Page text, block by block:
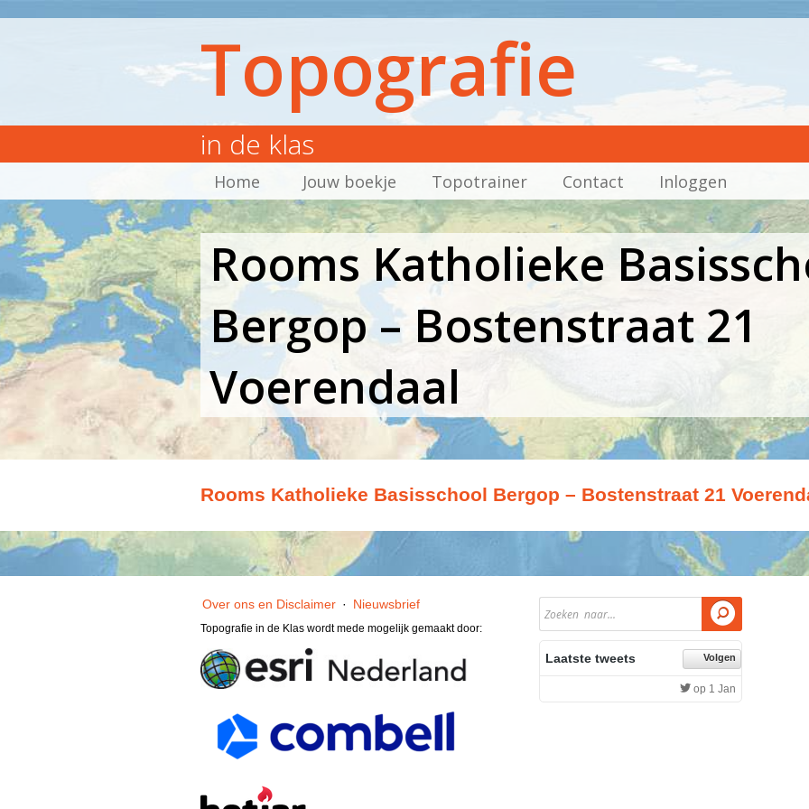
Topografie
in de klas
Home Jouw boekje Topotrainer Contact Inloggen
Rooms Katholieke
Bergop – Bostenstraat 21
Voerendaal
Rooms Katholieke Basisschool Bergop – Bostenstraat 21
Over ons en Disclaimer · Nieuwsbrief
Topografie in de Klas wordt mede mogelijk gemaakt door:

Laatste tweets Volgen
op 1 Jan